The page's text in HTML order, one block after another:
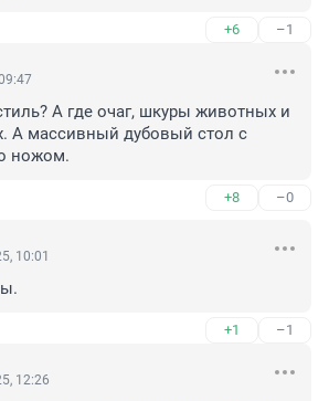
+6 –1
А где очаг, шкуры животных и
А массивный дубовый стол с
ножом.
+8 –0
10:01
+1 –1
12:26